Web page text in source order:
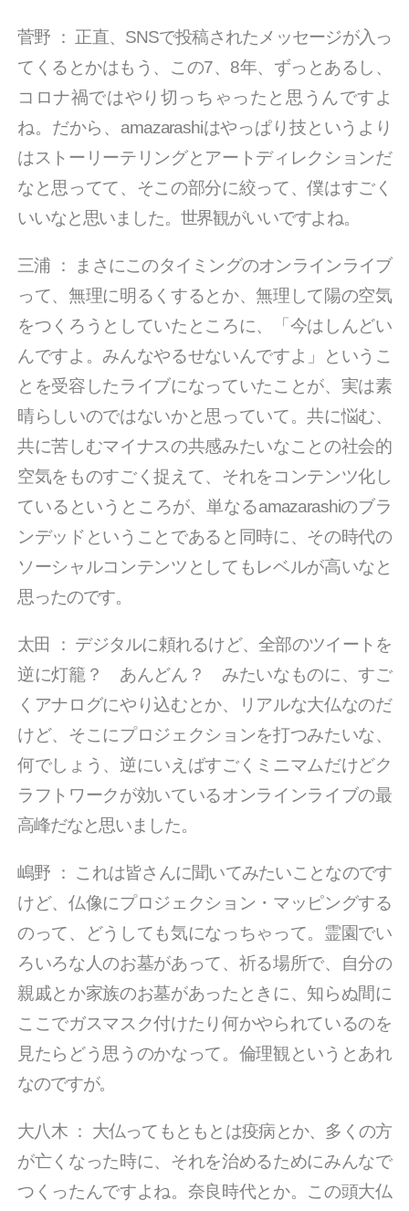
菅野 ： 正直、SNSで投稿されたメッセージが入っ
てくるとかはもう、この7、8年、ずっとあるし、
コロナ禍ではやり切っちゃったと思うんですよ
ね。だから、amazarashiはやっぱり技というより
はストーリーテリングとアートディレクションだ
なと思ってて、そこの部分に絞って、僕はすごく
いいなと思いました。世界観がいいですよね。
三浦 ：
まさにこのタイミングのオンラインライブ
って、無理に明るくするとか、無理して陽の空気
をつくろうとしていたところに、「今はしんどい
んですよ。みんなやるせないんですよ」というこ
とを受容したライブになっていたことが、実は素
晴らしいのではないかと思っていて。共に悩む、
共に苦しむマイナスの共感みたいなことの社会的
空気をものすごく捉えて、それをコンテンツ化し
ているというところが、単なるamazarashiのブラ
ンデッドということであると同時に、その時代の
ソーシャルコンテンツとしてもレベルが高いなと
思ったのです。
太田 ： デジタルに頼れるけど、全部のツイートを
逆に灯籠？ あんどん？ みたいなものに、すご
くアナログにやり込むとか、リアルな大仏なのだ
けど、そこにプロジェクションを打つみたいな、
何でしょう、逆にいえばすごくミニマムだけどク
ラフトワークが効いているオンラインライブの最
高峰だなと思いました。
嶋野 ： これは皆さんに聞いてみたいことなのです
けど、仏像にプロジェクション・マッピングする
のって、どうしても気になっちゃって。霊園でい
ろいろな人のお墓があって、祈る場所で、自分の
親戚とか家族のお墓があったときに、知らぬ間に
ここでガスマスク付けたり何かやられているのを
見たらどう思うのかなって。倫理観というとあれ
なのですが。
大八木： 大仏ってもともとは疫病とか、多くの方
が亡くなった時に、それを治めるためにみんなで
つくったんですよね。奈良時代とか。この頭大仏